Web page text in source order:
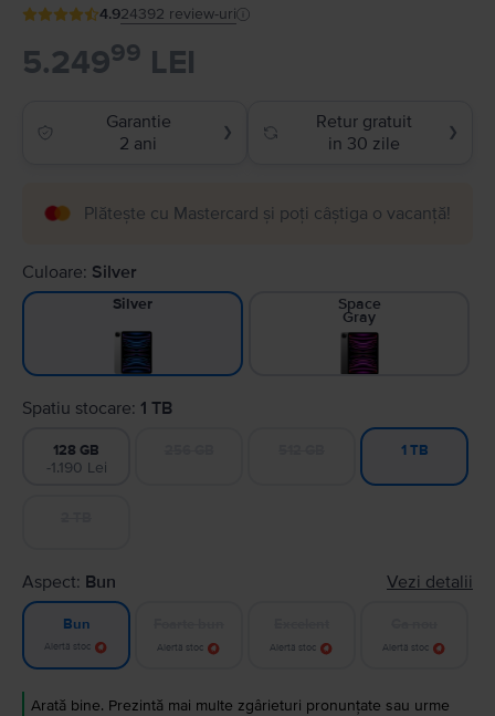
4.924392 review-uri
5.24999 LEI
Garantie
2 ani
❯
Retur gratuit
in 30 zile
❯
Plătește cu Mastercard și poți câștiga o vacanță!
Culoare: Silver
Silver Space
Gray
Spatiu stocare: 1 TB
128 GB
-1.190 Lei
1 TB
Aspect: Bun Vezi detalii
Bun
Alertă stoc Alertă stoc Alertă stoc Alertă stoc
Arată bine. Prezintă mai multe zgârieturi pronunțate sau urme